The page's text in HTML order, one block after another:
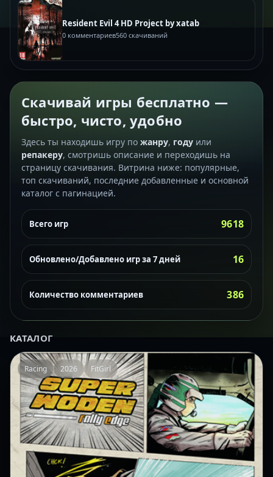
Resident Evil 4 HD Project by xatab
0 комментариев560 скачиваний
Скачивай игры бесплатно —
быстро, чисто, удобно
Здесь ты находишь игру по жанру, году или
репакеру, смотришь описание и переходишь на
страницу скачивания. Витрина ниже: популярные,
топ скачиваний, последние добавленные и основной
каталог с пагинацией.
Всего игр 9618
Обновлено/Добавлено игр за 7 дней 16
Количество комментариев 386
КАТАЛОГ
Racing 2026 FitGirl